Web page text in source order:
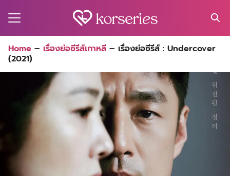
for:
Home – เรื่องย่อซีรีส์เกาหลี – เรื่องย่อซีรีส์ : Undercover
(2021)